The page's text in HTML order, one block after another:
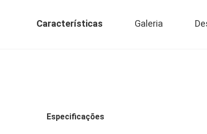
Características Galeria
Especificações